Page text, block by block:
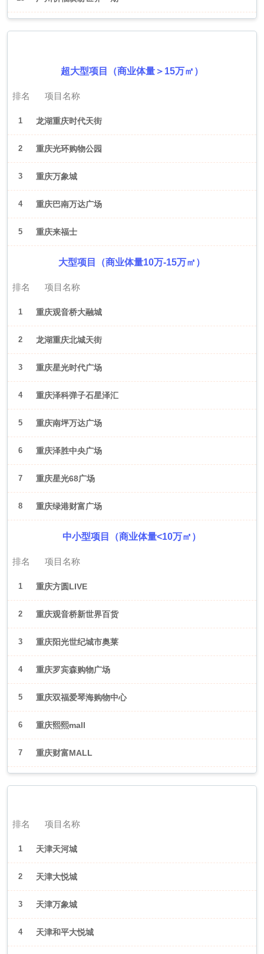
超大型项目（商业体量＞15万㎡）
排名 项目名称
1 龙湖重庆时代天街
2 重庆光环购物公园
3 重庆万象城
4 重庆巴南万达广场
5 重庆来福士
大型项目（商业体量10万-15万㎡）
排名 项目名称
1 重庆观音桥大融城
2 龙湖重庆北城天街
3 重庆星光时代广场
4 重庆泽科弹子石星泽汇
5 重庆南坪万达广场
6 重庆泽胜中央广场
7 重庆星光68广场
8 重庆绿港财富广场
中小型项目（商业体量<10万㎡）
排名 项目名称
1 重庆方圆LIVE
2 重庆观音桥新世界百货
3 重庆阳光世纪城市奥莱
4 重庆罗宾森购物广场
5 重庆双福爱琴海购物中心
6 重庆熙熙mall
7 重庆财富MALL
排名 项目名称
1 天津天河城
2 天津大悦城
3 天津万象城
4 天津和平大悦城